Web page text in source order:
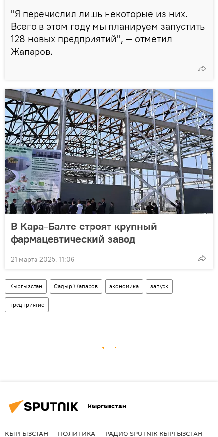
"Я перечислил лишь некоторые из них.
Всего в этом году мы планируем запустить
128 новых предприятий", — отметил
Жапаров.
В Кара-Балте строят крупный
фармацевтический завод
21 марта 2025, 11:06
Кыргызстан Садыр Жапаров экономика запуск
предприятие
Кыргызстан
КЫРГЫЗСТАН ПОЛИТИКА РАДИО SPUTNIK КЫРГЫЗСТАН